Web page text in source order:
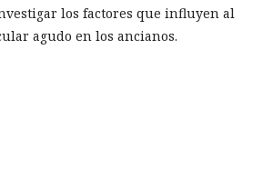
los factores que influyen al
agudo en los ancianos.